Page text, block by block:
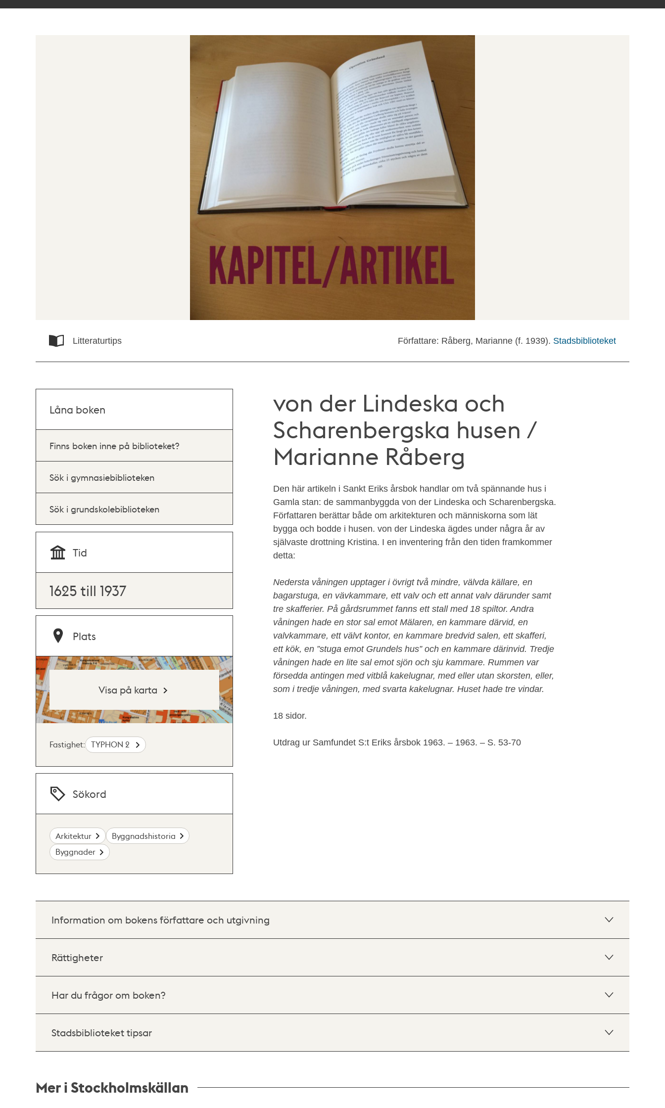
Litteraturtips Författare: Råberg, Marianne (f. 1939). Stadsbiblioteket
von der Lindeska och
Scharenbergska husen /
Marianne Råberg
Den här artikeln i Sankt Eriks årsbok handlar om två spännande hus i
Gamla stan: de sammanbyggda von der Lindeska och Scharenbergska.
Författaren berättar både om arkitekturen och människorna som lät
bygga och bodde i husen. von der Lindeska ägdes under några år av
självaste drottning Kristina. I en inventering från den tiden framkommer
detta:
Nedersta våningen upptager i övrigt två mindre, välvda källare, en
bagarstuga, en vävkammare, ett valv och ett annat valv därunder samt
tre skafferier. På gårdsrummet fanns ett stall med 18 spiltor. Andra
våningen hade en stor sal emot Mälaren, en kammare därvid, en
valvkammare, ett välvt kontor, en kammare bredvid salen, ett skafferi,
ett kök, en ”stuga emot Grundels hus” och en kammare därinvid. Tredje
våningen hade en lite sal emot sjön och sju kammare. Rummen var
försedda antingen med vitblå kakelugnar, med eller utan skorsten, eller,
som i tredje våningen, med svarta kakelugnar. Huset hade tre vindar.
18 sidor.
Utdrag ur Samfundet S:t Eriks årsbok 1963. – 1963. – S. 53-70
Låna boken
Finns boken inne på biblioteket?
Sök i gymnasiebiblioteken
Sök i grundskolebiblioteken
Tid
1625 till 1937
Plats
Visa på karta
Fastighet: TYPHON 2
Sökord
Arkitektur
Byggnadshistoria
Byggnader
Information om bokens författare och utgivning
Rättigheter
Har du frågor om boken?
Stadsbiblioteket tipsar
Mer i Stockholmskällan